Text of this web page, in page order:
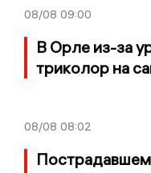
08/08 09:00
В Орле из-за
триколор на
08/08 08:02